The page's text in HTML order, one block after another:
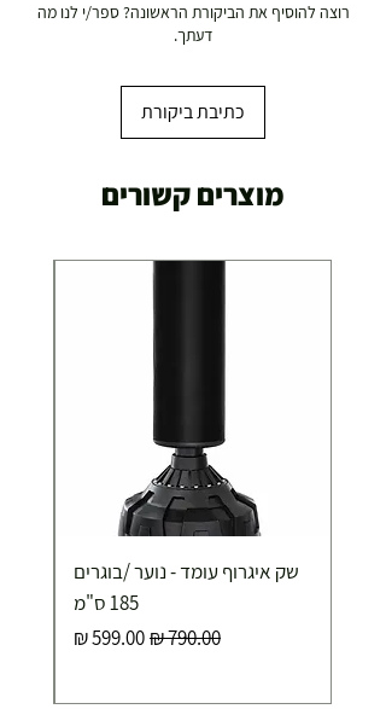
רוצה להוסיף את הביקורת הראשונה? ספר/י לנו מה
דעתך.
כתיבת ביקורת
מוצרים קשורים
שק איגרוף עומד - נוער /בוגרים
185 ס"מ
מחיר רגילמחיר מבצע